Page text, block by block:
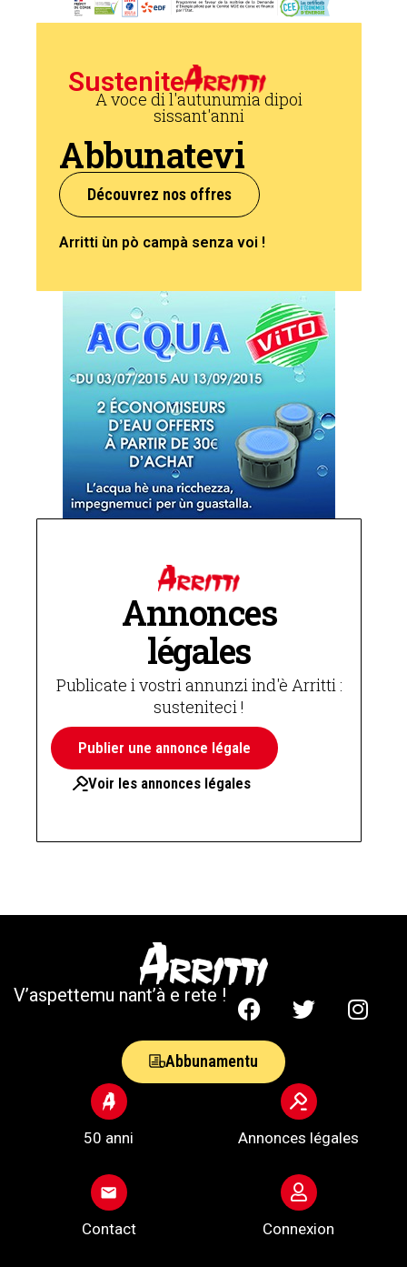
Sustenite
A voce di l'autunumia dipoi
sissant'anni
Abbunatevi
Découvrez nos offres
Arritti ùn pò campà senza voi !
Annonces
légales
Publicate i vostri annunzi ind'è Arritti :
susteniteci !
Publier une annonce légale
Voir les annonces légales
V’aspettemu nant’à e rete !
50 anni Annonces légales
Contact Connexion
Abbunamentu